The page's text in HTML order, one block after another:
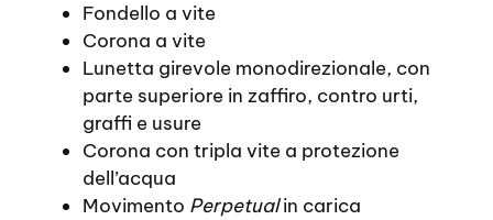
Fondello a vite
Corona a vite
Lunetta girevole monodirezionale, con
parte superiore in zaffiro, contro urti,
graffi e usure
Corona con tripla vite a protezione
dell’acqua
Movimento Perpetualin carica